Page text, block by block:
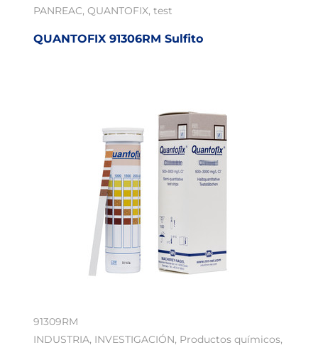
PANREAC, QUANTOFIX, test
QUANTOFIX 91306RM Sulfito
91309RM
INDUSTRIA, INVESTIGACIÓN, Productos químicos,